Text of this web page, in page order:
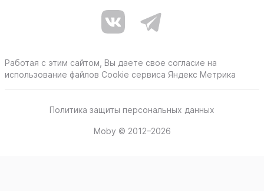
Работая с этим сайтом, Вы даете свое согласие на
использование файлов Cookie сервиса Яндекс Метрика
Политика защиты персональных данных
Moby © 2012–2026